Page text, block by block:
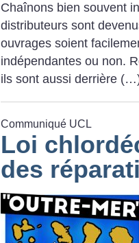
Chaînons bien souvent
distributeurs sont
ouvrages soient
indépendantes ou non.
ils sont aussi derrière
Communiqué UCL
Loi
des